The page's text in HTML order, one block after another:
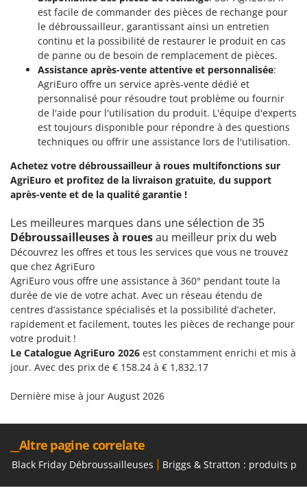
Resto Italia
Ribimex
Ripartrak
Ritter
River Systems
Robomow
Rossofuoco
Rover Pompe
Royal Food
Ryobi
S
S.T.P.
Santos
Sbaraglia
Schnitzer
Seven Italy
Shark
Silky
Simatech
Sirman
Smartwood
Smeg
est facile de commander des pièces de rechange pour
le débroussailleur, garantissant ainsi un entretien
continu et la possibilité de restaurer le produit en cas
de panne ou de besoin de remplacement de pièces.
Assistance après-vente attentive et personnalisée:
AgriEuro offre un service après-vente dédié et
personnalisé pour résoudre tout problème ou fournir
de l'aide pour l'utilisation du produit. L'équipe d'experts
est toujours disponible pour répondre à des questions
techniques ou offrir une assistance lors de l'utilisation.
Achetez votre débroussailleur à roues multifonctions sur
AgriEuro et profitez de la livraison gratuite, du support
après-vente et de la qualité garantie !
Les meilleures marques dans une sélection de 35
Débroussailleuses à rouesau meilleur prix du web
Découvrez les offres et tous les services que vous ne trouvez
que chez AgriEuro
AgriEuro vous offre une assistance à 360° pendant toute la
durée de vie de votre achat. Avec un réseau étendu de
centres d’assistance spécialisés et la possibilité d’acheter,
rapidement et facilement, toutes les pièces de rechange pour
votre produit !
Le Catalogue AgriEuro 2026 est constamment enrichi et mis à
jour. Avec des prix de € 158.24 à € 1,832.17
Dernière mise à jour August 2026
__Altre pagine correlate
Black Friday Débroussailleuses Briggs & Stratton : produits